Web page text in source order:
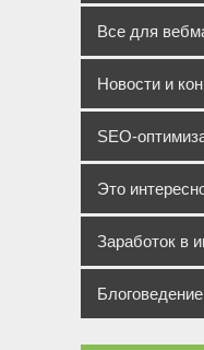
Все для
Новости и
SEO-
Это
Заработок в
Блоговедение